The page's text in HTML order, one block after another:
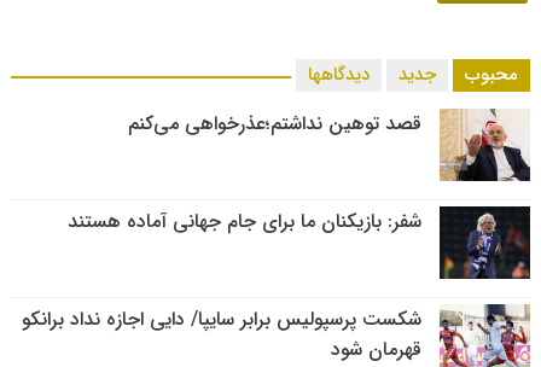
محبوب جدید دیدگاهها
قصد توهین نداشتم؛عذرخواهی می‌کنم
شفر: بازیکنان ما برای جام جهانی آماده هستند
شکست پرسپولیس برابر سایپا/ دایی اجازه نداد برانکو
قهرمان شود